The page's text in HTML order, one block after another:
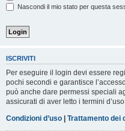
Nascondi il mio stato per questa
ISCRIVITI
Per eseguire il login devi essere
pochi secondi e garantisce
può anche dare permessi speciali
assicurati di aver letto i termini
Condizioni d’uso | Trattamento dei